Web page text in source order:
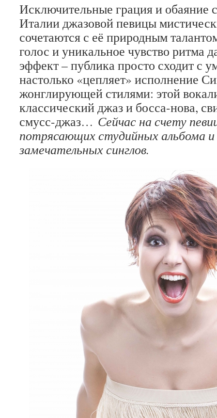
Исключительные грация и обаяние
Италии джазовой певицы
сочетаются с её природным
голос и уникальное чувство ритма
эффект – публика просто сходит с
настолько «цепляет» исполнение
жонглирующей стилями: этой
классический джаз и босса-нова,
смусс-джаз… Сейчас на счету
потрясающих студийных альбома и
замечательных синглов.